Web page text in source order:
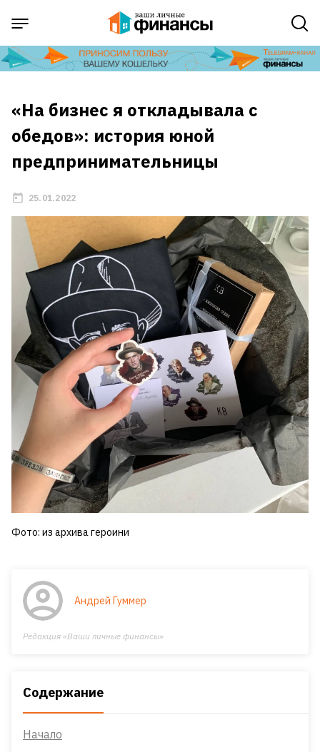
«На бизнес я откладывала с
обедов»: история юной
предпринимательницы
25.01.2022
Фото: из архива героини
Андрей Гуммер
Редакция «Ваши личные финансы»
Содержание
Начало